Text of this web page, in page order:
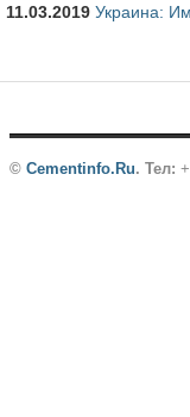
11.03.2019 Украина:
© Cementinfo.Ru. Тел: